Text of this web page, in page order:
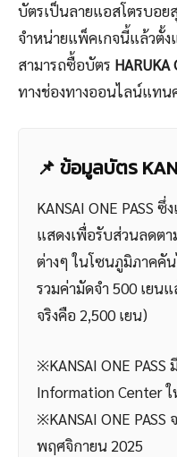
บัตรเป็นลายแอสโตรบอ
จำหน่ายแพ็คเกจนี้แล้วตั้
สามารถซื้อบัตร
ทางช่องทางออนไลน์แทน
📌 ข้อมูลบัตร
KANSAI ONE PASS
แสดงเพื่อรับส่วนลดต
ต่างๆ ในโซนภูมิภาคคั
รวมค่ามัดจำ 500 เยน
จริงคือ 2,500 เยน)
※KANSAI ONE
Information Center
※KANSAI ONE
พฤศจิกายน 2025